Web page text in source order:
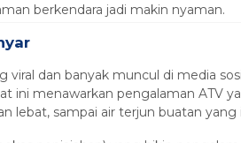
berkendara jadi makin nyaman.
viral dan banyak muncul di media
ini menawarkan pengalaman ATV
lebat, sampai air terjun buatan yang